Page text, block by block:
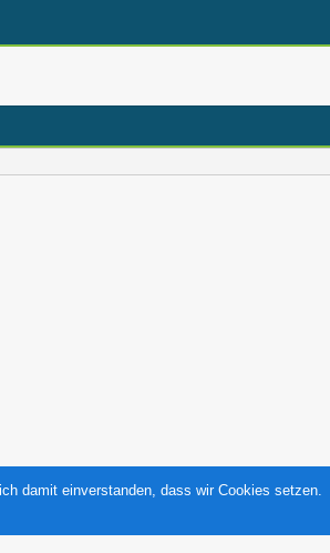
damit einverstanden, dass wir Cookies setzen.